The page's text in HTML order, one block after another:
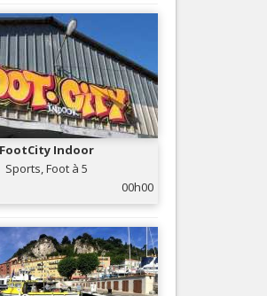
FootCity Indoor
Sports, Foot à 5
00h00